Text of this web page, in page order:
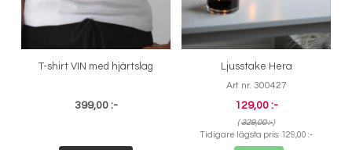
T-shirt VIN med hjärtslag
399,00 :-
Ljusstake Hera
Art nr. 300427
129,00 :-
(329,00 :-)
Tidigare lägsta pris:
129,00 :-